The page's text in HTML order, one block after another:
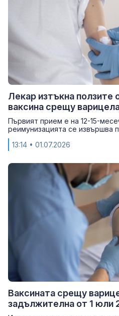
Лекар изтъкна ползите
ваксина срещу
Първият прием е на 12-15-
реимунизацията се извършва
13:14 • 01.07.2026
Ваксината срещу
задължителна от 1 юли